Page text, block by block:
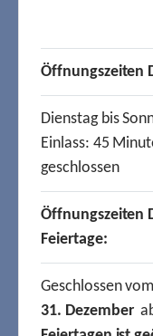
Öffnungszeiten
Dienstag bis
Einlass: 45
geschlossen
Öffnungszeiten
Feiertage:
Geschlossen
31. Dezember